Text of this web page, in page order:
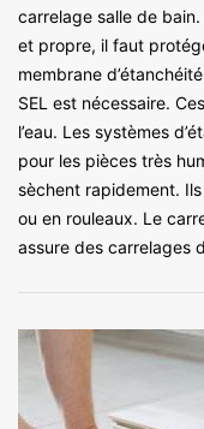
carrelage salle de
et propre, il faut
membrane
SEL est nécessaire.
l’eau. Les systèmes
pour les pièces très
sèchent rapidement.
ou en rouleaux. Le
assure des carrelages